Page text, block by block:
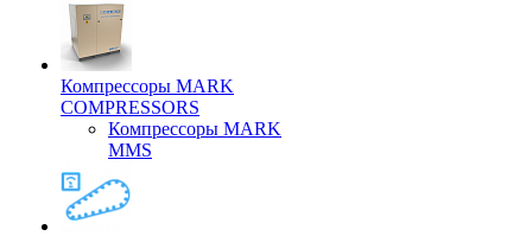
Компрессоры MARK
COMPRESSORS
Компрессоры MARK
MMS